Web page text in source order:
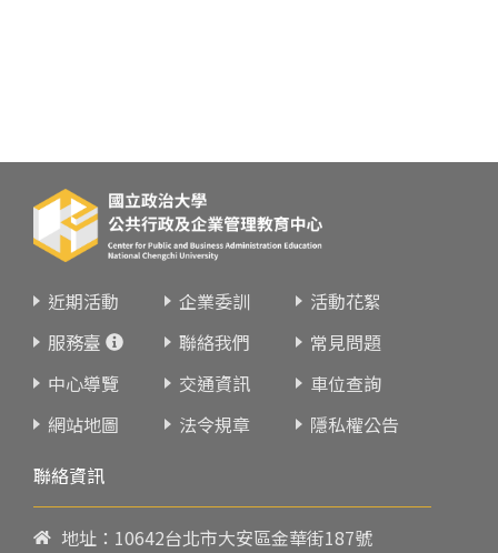
近期活動 企業委訓
活動花絮
服務臺
聯絡我們
常見問題
中心導覽
交通資訊
車位查詢
網站地圖
法令規章
隱私權公告
聯絡資訊
地址：10642台北市大安區金華街187號